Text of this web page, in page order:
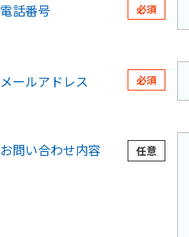
電話番号
メールアドレス
お問い合わせ内容